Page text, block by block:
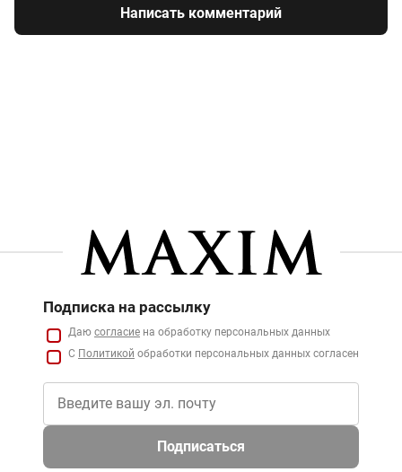
Написать комментарий
Подписка на рассылку
Даю согласие на обработку персональных данных
С Политикой обработки персональных данных согласен
Подписаться